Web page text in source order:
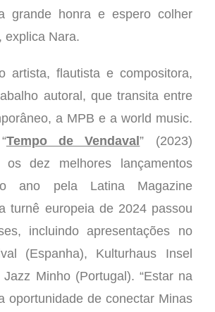
grande honra e espero colher
explica Nara.
artista, flautista e compositora,
autoral, que transita entre
a MPB e a world music.
Tempo de Vendaval” (2023)
os dez melhores lançamentos
ano pela Latina Magazine
turnê europeia de 2024 passou
incluindo apresentações no
(Espanha), Kulturhaus Insel
Minho (Portugal). “Estar na
oportunidade de conectar Minas